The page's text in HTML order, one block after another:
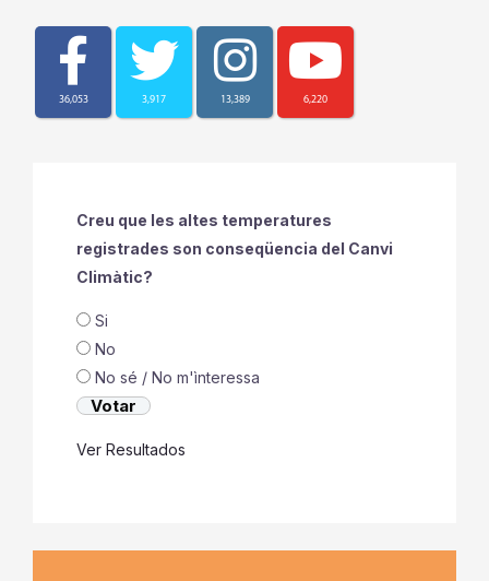
36,053 3,917 13,389 6,220
Creu que les altes temperatures
registrades son conseqüencia del Canvi
Climàtic?
Si
No
No sé / No m'ìnteressa
Ver Resultados